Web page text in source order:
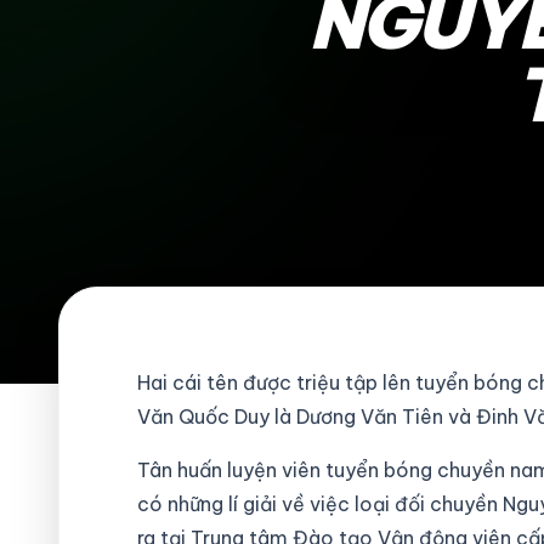
Hai cái tên được triệu tập lên tuyển bóng
Văn Quốc Duy là Dương Văn Tiên và Đinh
Tân huấn luyện viên tuyển bóng chuyền
có những lí giải về việc loại đối chuyền
ra tại Trung tâm Đào tạo Vận động viên